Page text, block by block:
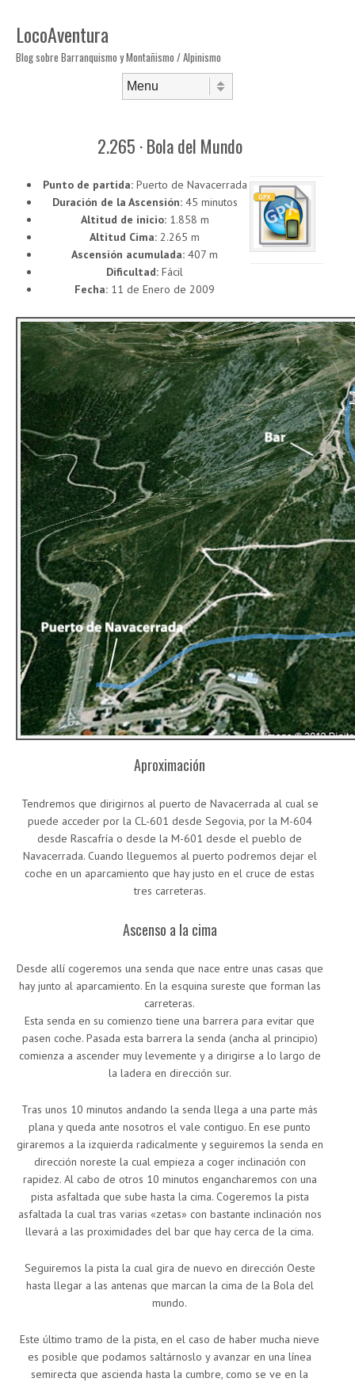
LocoAventura
Blog sobre Barranquismo y Montañismo / Alpinismo
2.265 · Bola del Mundo
Punto de partida: Puerto de Navacerrada
Duración de la Ascensión: 45 minutos
Altitud de inicio: 1.858 m
Altitud Cima: 2.265 m
Ascensión acumulada: 407 m
Dificultad: Fácil
Fecha: 11 de Enero de 2009
Aproximación
Tendremos que dirigirnos al puerto de Navacerrada al cual se
puede acceder por la CL-601 desde Segovia, por la M-604
desde Rascafría o desde la M-601 desde el pueblo de
Navacerrada. Cuando lleguemos al puerto podremos dejar el
coche en un aparcamiento que hay justo en el cruce de estas
tres carreteras.
Ascenso a la cima
Desde allí cogeremos una senda que nace entre unas casas que
hay junto al aparcamiento. En la esquina sureste que forman las
carreteras.
Esta senda en su comienzo tiene una barrera para evitar que
pasen coche. Pasada esta barrera la senda (ancha al principio)
comienza a ascender muy levemente y a dirigirse a lo largo de
la ladera en dirección sur.
Tras unos 10 minutos andando la senda llega a una parte más
plana y queda ante nosotros el vale contiguo. En ese punto
giraremos a la izquierda radicalmente y seguiremos la senda en
dirección noreste la cual empieza a coger inclinación con
rapidez. Al cabo de otros 10 minutos engancharemos con una
pista asfaltada que sube hasta la cima. Cogeremos la pista
asfaltada la cual tras varias «zetas» con bastante inclinación nos
llevará a las proximidades del bar que hay cerca de la cima.
Seguiremos la pista la cual gira de nuevo en dirección Oeste
hasta llegar a las antenas que marcan la cima de la Bola del
mundo.
Este último tramo de la pista, en el caso de haber mucha nieve
es posible que podamos saltárnoslo y avanzar en una línea
semirecta que ascienda hasta la cumbre, como se ve en la